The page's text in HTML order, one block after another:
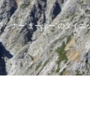
ナー”まーぶー”のダイエ